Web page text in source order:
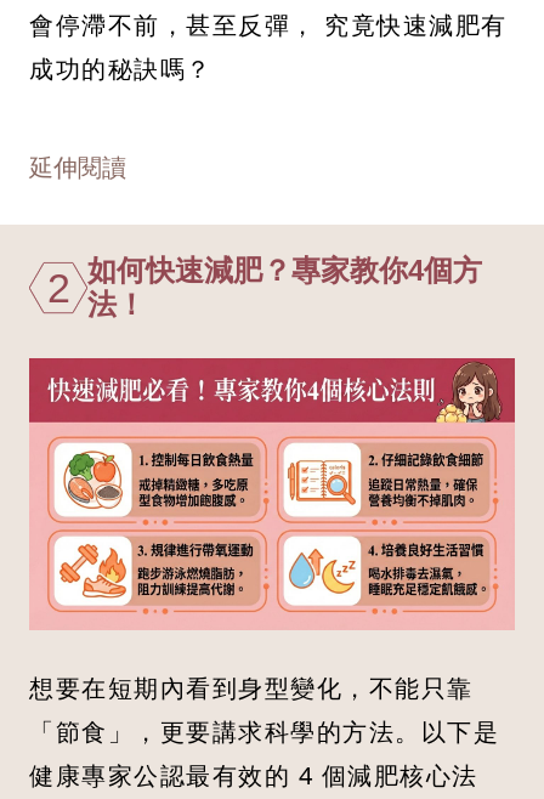
會停滯不前，甚至反彈， 究竟快速減肥有
成功的秘訣嗎？
延伸閱讀
2 如何快速減肥？專家教你4個方
法！
想要在短期內看到身型變化，不能只靠
「節食」，更要講求科學的方法。以下是
健康專家公認最有效的 4 個減肥核心法